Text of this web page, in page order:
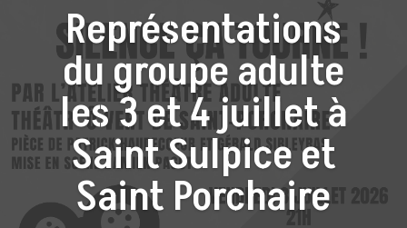
Représentations
du groupe adulte
les 3 et 4 juillet à
Saint Sulpice et
Saint Porchaire